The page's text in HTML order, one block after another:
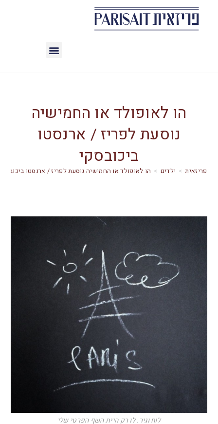
הו לאופולד או החמישיה
נוסעת לפריז / ארנסטו
ביכובסקי
> ילדים > הו לאופולד או החמישיה נוסעת לפריז / ארנסטו ביכובסקי
לוח וגיר. לו רק היית השף הפרטי שלי